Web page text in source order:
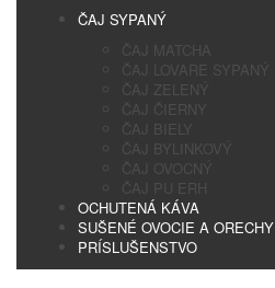
ČAJ SYPANÝ
ČAJ MATCHA
ČAJ LOVARE SYPANÝ
ČAJ ZELENÝ
ČAJ ČIERNY
ČAJ BIELY
ČAJ BYLINKOVÝ
ČAJ OVOCNÝ
ČAJ PU ERH
OCHUTENÁ KÁVA
SUŠENÉ OVOCIE A ORECHY
PRÍSLUŠENSTVO